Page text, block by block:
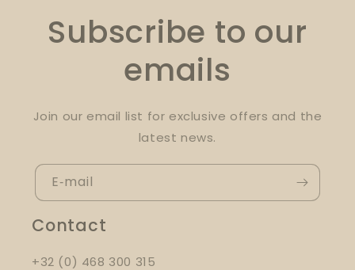
Subscribe to our
emails
Join our email list for exclusive offers and the
latest news.
E‑mail
Contact
+32 (0) 468 300 315